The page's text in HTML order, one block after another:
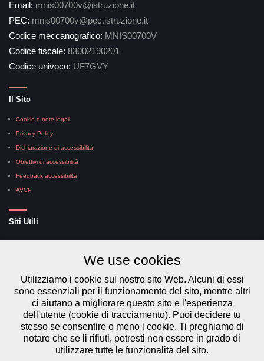
Email: mnis00700v@istruzione.it
PEC: mnis00700v@pec.istruzione.it
Codice meccanografico: MNIS00700V
Codice fiscale: 83002190201
Codice univoco: UF7GVY
Il Sito
Cookie e note legali
Privacy Policy
Dichiarazione di accessibilità
Obiettivi di accessibilità
Feedback accessibilità
AVCP
Siti Utili
MIUR
NOI Pa
S.O.F.I.A.
We use cookies
Utilizziamo i cookie sul nostro sito Web. Alcuni di essi
sono essenziali per il funzionamento del sito, mentre altri
ci aiutano a migliorare questo sito e l'esperienza
dell'utente (cookie di tracciamento). Puoi decidere tu
stesso se consentire o meno i cookie. Ti preghiamo di
notare che se li rifiuti, potresti non essere in grado di
utilizzare tutte le funzionalità del sito.